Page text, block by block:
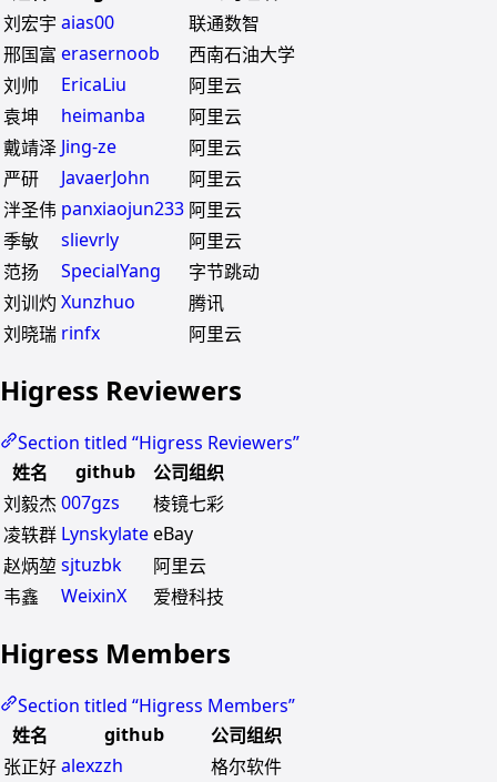
刘宏宇 aias00
联通数智
邢国富 erasernoob
西南石油大学
刘帅
EricaLiu
阿里云
袁坤
heimanba
阿里云
戴靖泽 Jing-ze
阿里云
严研
JavaerJohn
阿里云
泮圣伟 panxiaojun233 阿里云
季敏
slievrly
阿里云
范扬
SpecialYang
字节跳动
刘训灼 Xunzhuo
腾讯
刘晓瑞 rinfx 阿里云
Higress Reviewers
Section titled “Higress Reviewers”
姓名
github
公司组织
刘毅杰 007gzs
棱镜七彩
凌轶群 LynskylateeBay
赵炳堃sjtuzbk
阿里云
韦鑫
WeixinX 爱橙科技
Higress Members
Section titled “Higress Members”
姓名
github
公司组织
张正好alexzzh
格尔软件